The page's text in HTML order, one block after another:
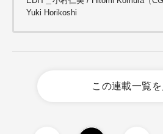
Yuki Horikoshi
この連載一覧を